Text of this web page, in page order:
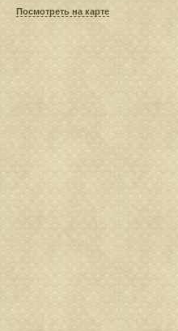
Посмотреть на карте